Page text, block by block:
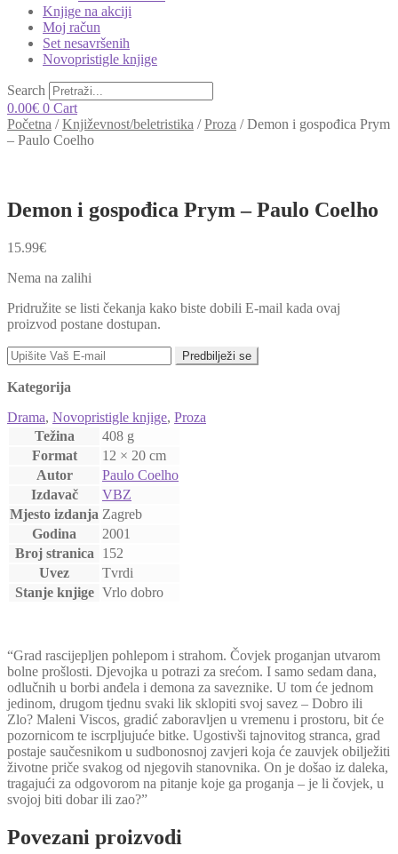
Knjige na akciji
Moj račun
Set nesavršenih
Novopristigle knjige
Search
0.00€ 0 Cart
Početna /Književnost/beletristika /Proza /Demon i gospođica Prym
– Paulo Coelho
Demon i gospođica Prym – Paulo Coelho
15.99€
Nema na zalihi
Pridružite se listi čekanja kako biste dobili E-mail kada ovaj
proizvod postane dostupan.
Predbilježi se
Kategorija
Drama, Novopristigle knjige, Proza
Težina
408 g
Format
12 × 20 cm
Autor
Paulo Coelho
Izdavač
VBZ
Mjesto izdanja Zagreb
Godina
2001
Broj stranica
152
Uvez
Tvrdi
Stanje knjige Vrlo dobro
“Grad rascijepljen pohlepom i strahom. Čovjek proganjan utvarom
bolne prošlosti. Djevojka u potrazi za srećom. I samo sedam dana,
odlučnih u borbi anđela i demona za saveznike. U tom će jednom
jedinom, drugom tjednu svaki lik sklopiti svoj savez – Dobro ili
Zlo? Maleni Viscos, gradić zaboravljen u vremenu i prostoru, bit će
pozornicom te iscrpljujuće bitke. Ugostivši tajnovitog stranca, grad
postaje saučesnikom u sudbonosnoj zavjeri koja će zauvjek obilježiti
životne priče svakog od njegovih stanovnika. On je došao iz daleka,
tragajući za odgovorom na pitanje koje ga proganja – je li čovjek, u
svojoj biti dobar ili zao?”
Povezani proizvodi